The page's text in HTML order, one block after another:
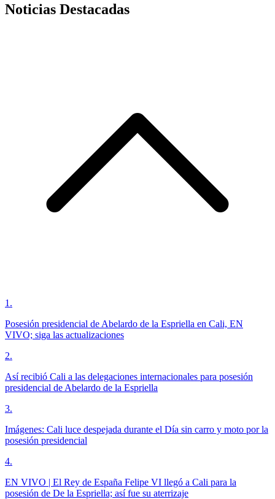
Noticias Destacadas
1 .
Posesión presidencial de Abelardo de la Espriella en Cali, EN
VIVO; siga las actualizaciones
2.
Así recibió Cali a las delegaciones internacionales para posesión
presidencial de Abelardo de la Espriella
3.
Imágenes: Cali luce despejada durante el Día sin carro y moto por la
posesión presidencial
4.
EN VIVO | El Rey de España Felipe VI llegó a Cali para la
posesión de De la Espriella; así fue su aterrizaje